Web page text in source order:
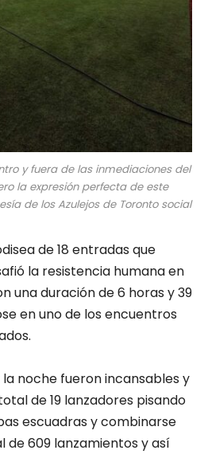
y fuera de las inmediaciones del
la expresión perfecta de este
de los Azulejos de Toronto social
de 18 entradas que
la resistencia humana en
una duración de 6 horas y 39
en uno de los encuentros
noche fueron incansables y
de 19 lanzadores pisando
escuadras y combinarse
609 lanzamientos y así